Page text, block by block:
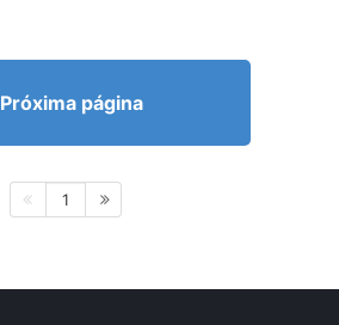
Próxima página
1